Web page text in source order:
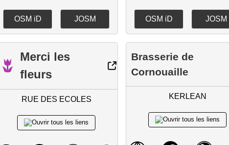
OSM iD JOSM OSM iD JOSM
Merci les
fleurs
RUE DES ECOLES
Brasserie de
Cornouaille
KERLEAN